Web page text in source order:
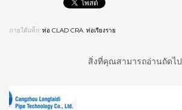
ภายใต้แท็ก: ท่อ CLAD CRA, ท่อเรียงราย
สิ่งที่คุณสามารถอ่านถัดไป